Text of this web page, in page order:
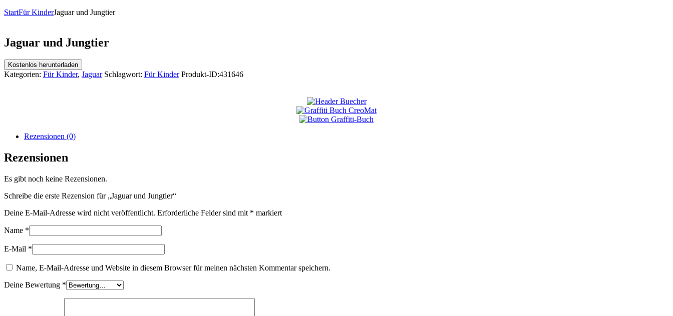
StartFür KinderJaguar und Jungtier
Jaguar und Jungtier
Kostenlos herunterladen
Kategorien: Für Kinder, Jaguar Schlagwort: Für Kinder Produkt-ID:431646
Rezensionen (0)
Rezensionen
Es gibt noch keine Rezensionen.
Schreibe die erste Rezension für „Jaguar und Jungtier“
Deine E-Mail-Adresse wird nicht veröffentlicht. Erforderliche Felder sind mit * markiert
Name *
E-Mail *
Name, E-Mail-Adresse und Website in diesem Browser für meinen nächsten Kommentar speichern.
Deine Bewertung *